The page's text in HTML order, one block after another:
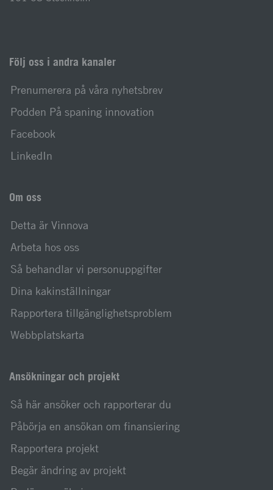
Följ oss i andra kanaler
Prenumerera på våra nyhetsbrev
Podden På spaning innovation
Facebook
LinkedIn
Om oss
Detta är Vinnova
Arbeta hos oss
Så behandlar vi personuppgifter
Dina kakinställningar
Rapportera tillgänglighetsproblem
Webbplatskarta
Ansökningar och projekt
Så här ansöker och rapporterar du
Påbörja en ansökan om finansiering
Rapportera projekt
Begär ändring av projekt